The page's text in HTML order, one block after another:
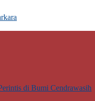
di Bumi Cendrawasih